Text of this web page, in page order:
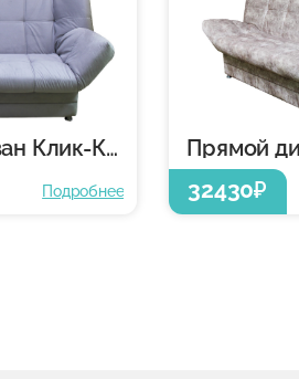
Прямой диван Клик-Кляк
Подробнее 32430₽